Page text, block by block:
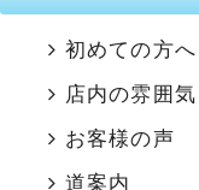
初めての方へ
店内の雰囲気
お客様の声
道案内